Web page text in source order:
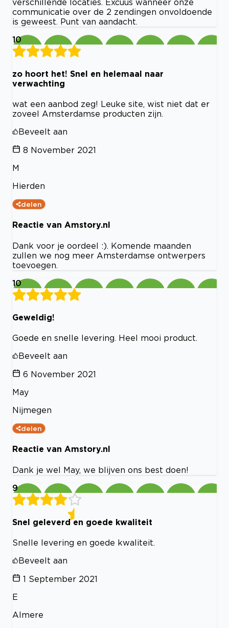
communicatie over de 2 zendingen onvoldoende
is geweest. Punt van aandacht.
10
zo hoort het! Snel en helemaal naar
verwachting
wat een aanbod zeg! Leuke site, wist niet dat er
zoveel Amsterdamse producten zijn.
Beveelt aan
8 November 2021
M
Hierden
delen
Reactie van Amstory.nl
Dank voor je oordeel :). Komende maanden
zullen we nog meer Amsterdamse ontwerpers
toevoegen.
10
Geweldig!
Goede en snelle levering. Heel mooi product.
Beveelt aan
6 November 2021
May
Nijmegen
delen
Reactie van Amstory.nl
Dank je wel May, we blijven ons best doen!
9
Snel geleverd en goede kwaliteit
Snelle levering en goede kwaliteit.
Beveelt aan
1 September 2021
E
Almere